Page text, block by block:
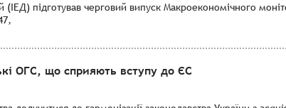
(ІЕД) підготував черговий випуск Макроекономічного
ОГС, що сприяють вступу до ЄC